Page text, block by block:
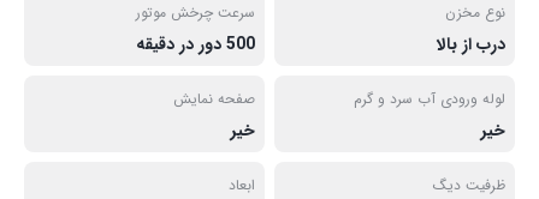
نوع مخزن
درب از بالا
سرعت چرخش موتور
500 دور در دقیقه
لوله ورودی آب سرد و گرم
خیر
صفحه نمایش
خیر
ظرفیت دیگ ابعاد